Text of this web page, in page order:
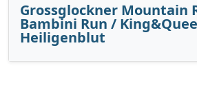
Grossglockner Mountain
Bambini Run /
Heiligenblut